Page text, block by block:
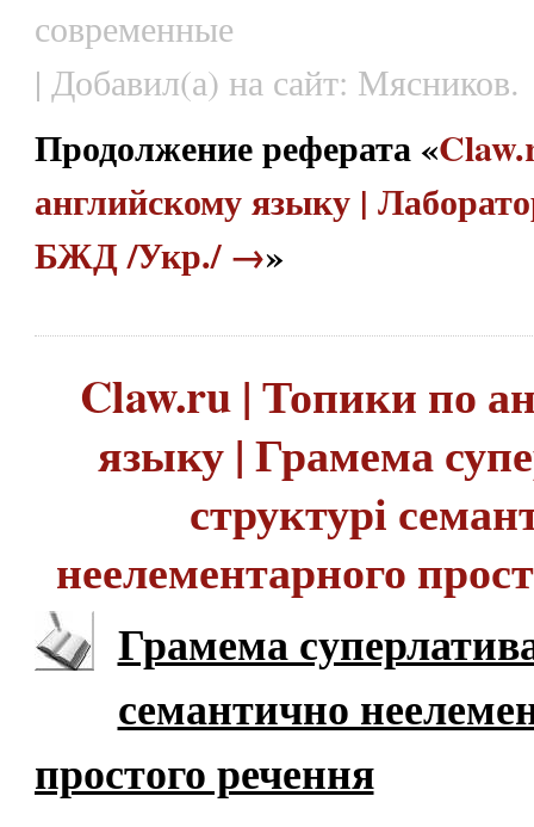
современные
| Добавил(а) на сайт: Мясников.
Продолжение реферата «
английскому языку |
БЖД /Укр./ →»
Claw.ru | Топики по
языку | Грамема
структурі
неелементарного
Грамема
семантично
простого речення